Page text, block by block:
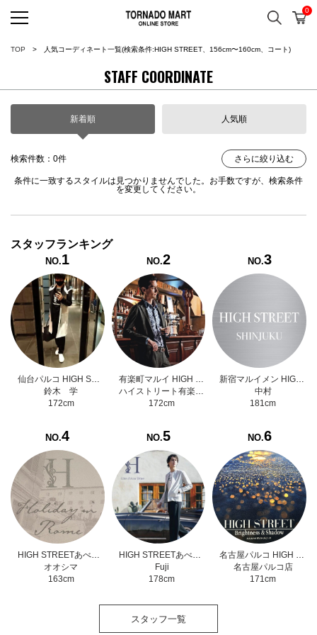
検索 カ
0
TOP 人気コーディネート一覧(検索条件:HIGH STREET、156cm〜160cm、コート)
STAFF COORDINATE
新着順 人気順
検索件数：0件 さらに絞り込む
条件に一致するスタイルは見つかりませんでした。お手数ですが、検索条件
を変更してください。
スタッフランキング
NO.1
鈴木 学
172cm
NO.2
172cm
NO.3
中村
181cm
NO.4
HIGH STREETあべのハルカス近鉄本店
オオシマ
163cm
NO.5
HIGH STREETあべのハルカス近鉄本店
Fuji
178cm
NO.6
名古屋パルコ HIGH STREET
名古屋パルコ店
171cm
スタッフ一覧